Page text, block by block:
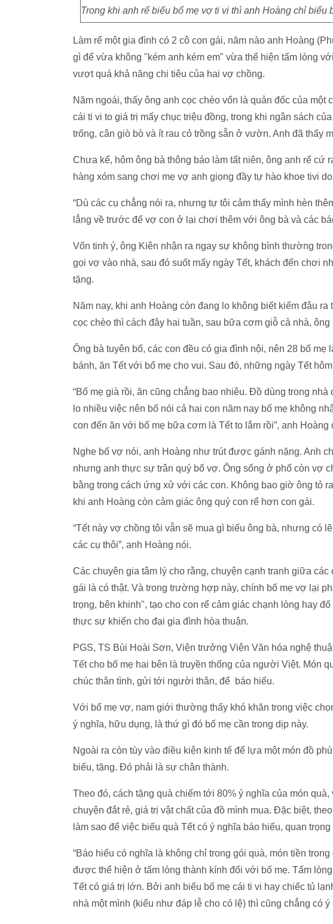
Trong khi anh rể biếu bố mẹ vợ ti vi thì anh Hoàng chỉ
Làm rể một gia đình có 2 cô con gái, năm nào anh Hoàng
gì để vừa không "kém anh kém em" vừa thể hiện tấm lòng
vượt quá khả năng chi tiêu của hai vợ chồng.
Năm ngoái, thấy ông anh cọc chèo vốn là quản đốc của
cái ti vi to giá trị mấy chục triệu đồng, trong khi ngân sách
trống, cân giò bò và ít rau cỏ trồng sẵn ở vườn. Anh đã thấy
Chưa kể, hôm ông bà thông báo làm tất niên, ông anh rể cứ
hàng xóm sang chơi mẹ vợ anh giọng đầy tự hào khoe tivi
“Dù các cụ chẳng nói ra, nhưng tự tôi cảm thấy mình hèn
lẳng về trước để vợ con ở lại chơi thêm với ông bà và các
Vốn tinh ý, ông Kiên nhận ra ngay sự không bình thường
gọi vợ vào nhà, sau đó suốt mấy ngày Tết, khách đến chơi
tặng.
Năm nay, khi anh Hoàng còn đang lo không biết kiếm đâu ra
cọc chèo thì cách đây hai tuần, sau bữa cơm giỗ cả nhà,
Ông bà tuyên bố, các con đều có gia đình nội, nên 28 bố mẹ
bánh, ăn Tết với bố mẹ cho vui. Sau đó, những ngày Tết
“Bố mẹ già rồi, ăn cũng chẳng bao nhiêu. Đồ dùng trong
lo nhiều việc nên bố nói cả hai con năm nay bố mẹ không
con đến ăn với bố mẹ bữa cơm là Tết to lắm rồi”, anh
Nghe bố vợ nói, anh Hoàng như trút được gánh nặng. Anh
nhưng anh thực sự trân quý bố vợ. Ông sống ở phố còn vợ
bằng trong cách ứng xử với các con. Không bao giờ ông tỏ
khi anh Hoàng còn cảm giác ông quý con rể hơn con gái.
“Tết này vợ chồng tôi vẫn sẽ mua gì biếu ông bà, nhưng có
các cụ thôi”, anh Hoàng nói.
Các chuyên gia tâm lý cho rằng, chuyện cạnh tranh giữa
gái là có thật. Và trong trường hợp này, chính bố mẹ vợ lại
trọng, bên khinh", tạo cho con rể cảm giác chạnh lòng hay
thực sự khiến cho đại gia đình hòa thuận.
PGS, TS Bùi Hoài Sơn, Viện trưởng Viện Văn hóa nghệ
Tết cho bố mẹ hai bên là truyền thống của người Việt. Món
chúc thân tình, gửi tới người thân, để báo hiếu.
Với bố mẹ vợ, nam giới thường thấy khó khăn trong việc
ý nghĩa, hữu dụng, là thứ gì đó bố mẹ cần trong dịp này.
Ngoài ra còn tùy vào điều kiện kinh tế để lựa một món đồ
biếu, tặng. Đó phải là sự chân thành.
Theo đó, cách tặng quà chiếm tới 80% ý nghĩa của món
chuyện đắt rẻ, giá trị vật chất của đồ mình mua. Đặc biệt,
làm sao để việc biếu quà Tết có ý nghĩa báo hiếu, quan
“Báo hiếu có nghĩa là không chỉ trong gói quà, món tiền
được thể hiện ở tấm lòng thành kính đối với bố mẹ. Tấm
Tết có giá trị lớn. Bởi anh biếu bố mẹ cái ti vi hay chiếc tủ
nhà một mình (kiểu như đáp lễ cho có lệ) thì cũng chẳng có